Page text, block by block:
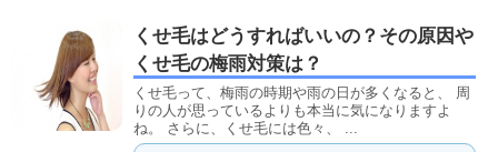
くせ毛はどうすればいいの？その原因や
くせ毛の梅雨対策は？
くせ毛って、梅雨の時期や雨の日が多くなると、 周
りの人が思っているよりも本当に気になりますよ
ね。 さらに、くせ毛には色々、 ...